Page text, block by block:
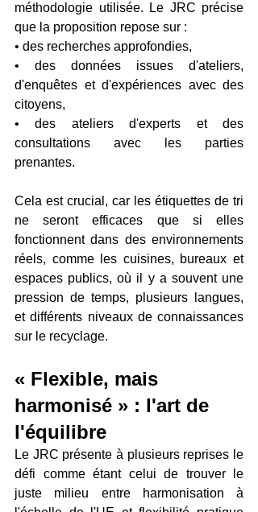
méthodologie utilisée. Le JRC précise
que la proposition repose sur :
• des recherches approfondies,
• des données issues d'ateliers,
d'enquêtes et d'expériences avec des
citoyens,
• des ateliers d'experts et des
consultations avec les parties
prenantes.
Cela est crucial, car les étiquettes de tri
ne seront efficaces que si elles
fonctionnent dans des environnements
réels, comme les cuisines, bureaux et
espaces publics, où il y a souvent une
pression de temps, plusieurs langues,
et différents niveaux de connaissances
sur le recyclage.
« Flexible, mais
harmonisé » : l'art de
l'équilibre
Le JRC présente à plusieurs reprises le
défi comme étant celui de trouver le
juste milieu entre harmonisation à